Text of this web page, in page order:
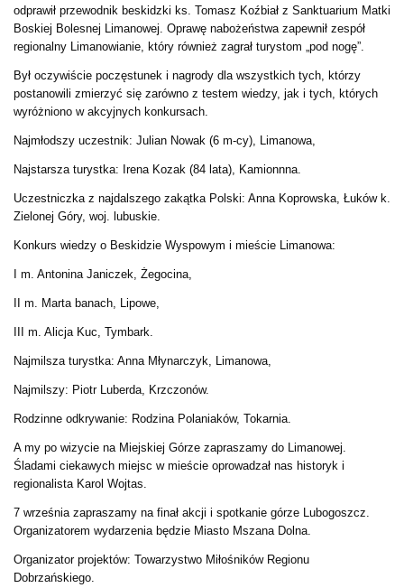
odprawił przewodnik beskidzki ks. Tomasz Koźbiał z Sanktuarium Matki
Boskiej Bolesnej Limanowej. Oprawę nabożeństwa zapewnił zespół
regionalny Limanowianie, który również zagrał turystom „pod nogę”.
Był oczywiście poczęstunek i nagrody dla wszystkich tych, którzy
postanowili zmierzyć się zarówno z testem wiedzy, jak i tych, których
wyróżniono w akcyjnych konkursach.
Najmłodszy uczestnik: Julian Nowak (6 m-cy), Limanowa,
Najstarsza turystka: Irena Kozak (84 lata), Kamionnna.
Uczestniczka z najdalszego zakątka Polski: Anna Koprowska, Łuków k.
Zielonej Góry, woj. lubuskie.
Konkurs wiedzy o Beskidzie Wyspowym i mieście Limanowa:
I m. Antonina Janiczek, Żegocina,
II m. Marta banach, Lipowe,
III m. Alicja Kuc, Tymbark.
Najmilsza turystka: Anna Młynarczyk, Limanowa,
Najmilszy: Piotr Luberda, Krzczonów.
Rodzinne odkrywanie: Rodzina Polaniaków, Tokarnia.
A my po wizycie na Miejskiej Górze zapraszamy do Limanowej.
Śladami ciekawych miejsc w mieście oprowadzał nas historyk i
regionalista Karol Wojtas.
7 września zapraszamy na finał akcji i spotkanie górze Lubogoszcz.
Organizatorem wydarzenia będzie Miasto Mszana Dolna.
Organizator projektów: Towarzystwo Miłośników Regionu
Dobrzańskiego.